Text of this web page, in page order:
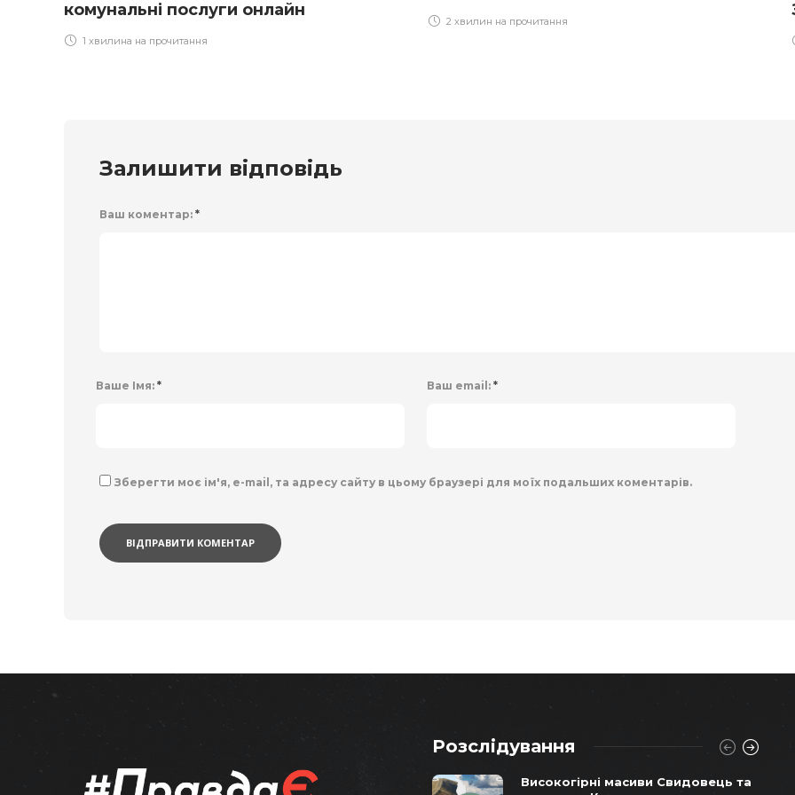
комунальні послуги онлайн
1 хвилина на прочитання
2 хвилин на прочитання
Залишити відповідь
Ваш коментар: *
Ваше Імя: * Ваш email: *
Зберегти моє ім'я, e-mail, та адресу сайту в цьому браузері для моїх подальших коментарів.
Розслідування
Високогірні масиви Свидовець та